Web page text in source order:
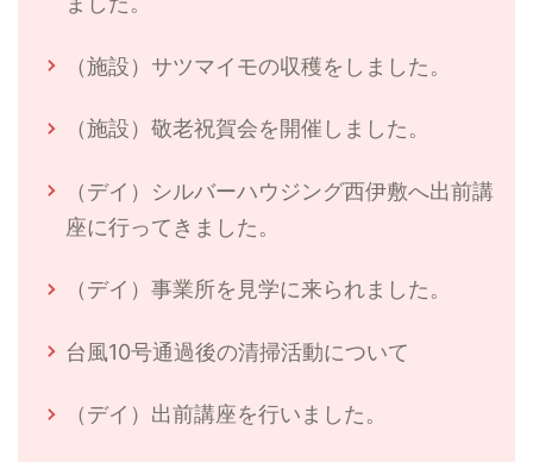
（施設）サツマイモの収穫をしました。
（施設）敬老祝賀会を開催しました。
（デイ）シルバーハウジング西伊敷へ出前講
座に行ってきました。
（デイ）事業所を見学に来られました。
台風10号通過後の清掃活動について
（デイ）出前講座を行いました。